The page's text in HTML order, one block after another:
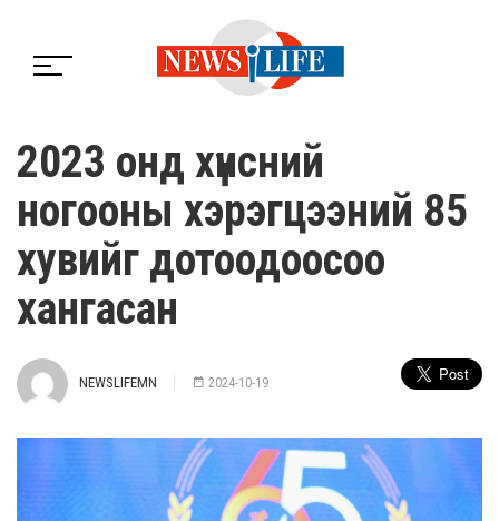
2023 онд хүнсний
ногооны хэрэгцээний 85
хувийг дотоодоосоо
хангасан
NEWSLIFEMN 2024-10-19